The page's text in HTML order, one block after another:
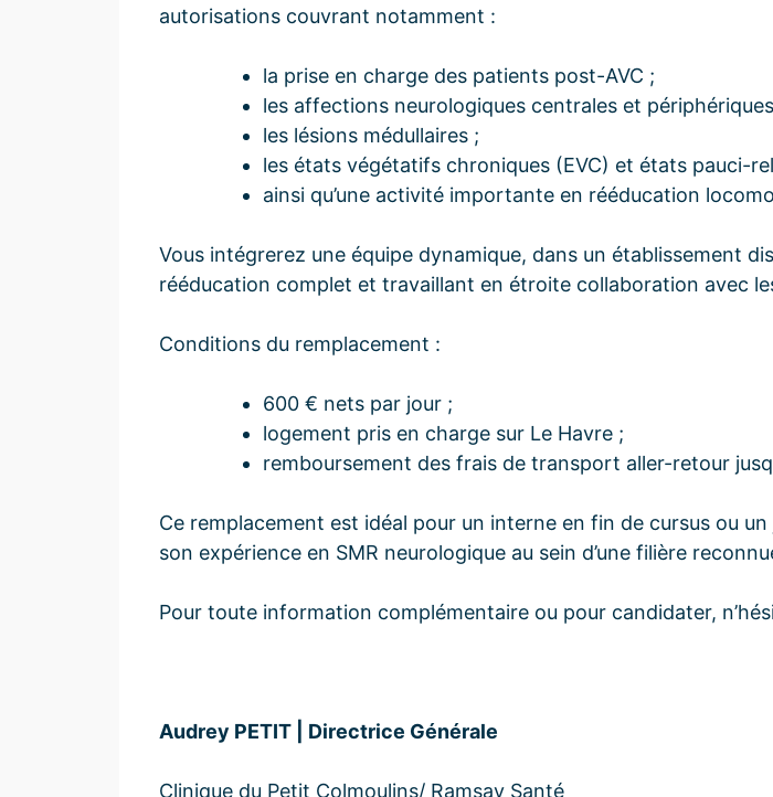
autorisations couvrant notamment :
la prise en charge des patients post-AVC ;
les affections neurologiques centrales et
les lésions médullaires ;
les états végétatifs chroniques (EVC) et états pauci-
ainsi qu’une activité importante en rééducation
Vous intégrerez une équipe dynamique, dans un établissement
rééducation complet et travaillant en étroite collaboration avec
Conditions du remplacement :
600 € nets par jour ;
logement pris en charge sur Le Havre ;
remboursement des frais de transport aller-retour
Ce remplacement est idéal pour un interne en fin de cursus ou
son expérience en SMR neurologique au sein d’une filière
Pour toute information complémentaire ou pour candidater,
Audrey PETIT | Directrice Générale
Clinique du Petit Colmoulins/ Ramsay Santé